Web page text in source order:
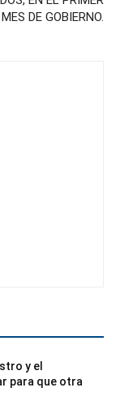
MES DE GOBIERNO.
y el
para que otra